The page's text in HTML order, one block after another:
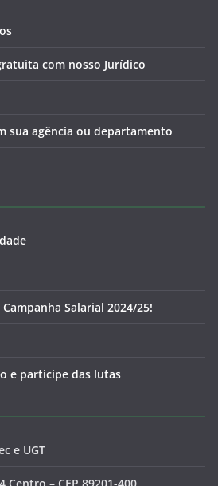
com nosso Jurídico
sua agência ou departamento
Salarial 2024/25!
e participe das lutas
e UGT